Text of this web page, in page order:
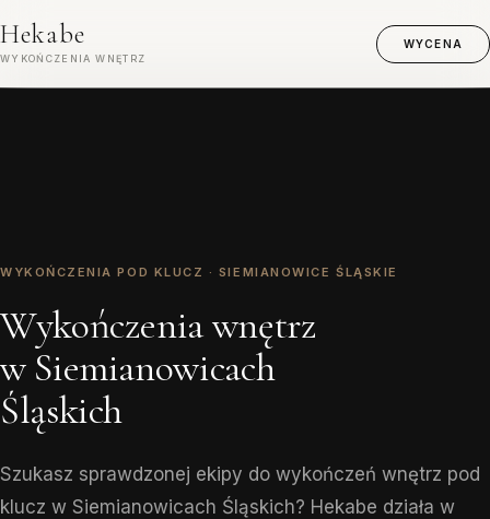
Hekabe
WYKOŃCZENIA WNĘTRZ
WYCENA
WYKOŃCZENIA POD KLUCZ · SIEMIANOWICE ŚLĄSKIE
Wykończenia wnętrz
w Siemianowicach
Śląskich
Szukasz sprawdzonej ekipy do wykończeń wnętrz pod
klucz w Siemianowicach Śląskich? Hekabe działa w